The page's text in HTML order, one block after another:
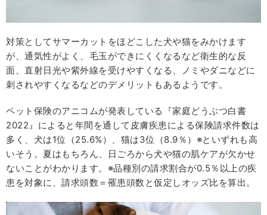
対策としてサマーカットをほどこした犬や猫をみかけます
が、通気性がよく、毛玉ができにくくなるなど衛生的な反
面、直射日光や紫外線を受けやすくなる、ノミやダニなどに
刺されやすくなるなどのデメリットもあるようです。
ペット保険のアニコムが発表している『家庭どうぶつ白書
2022』によると年間を通して皮膚疾患による保険請求件数は
多く、犬は1位（25.6%）、猫は3位（8.9％） ※といずれも高
いそう。夏はもちろん、日ごろから犬や猫の肌ケアが欠かせ
ないことがわかります。 ※品種別の請求割合が0.5％以上の疾
患を対象に、請求頭数＝罹患頭数と仮定しオッズ比を算出。